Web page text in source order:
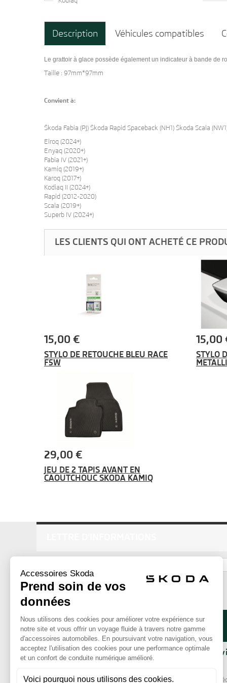
Description Véhicules compatibles
Le grattoir à glace possède également un indicateur à bande de
Taille : 97mm*97mm
Convient à:
Škoda Fabia (PJ) Škoda Rapid Spaceback (NH1) Škoda Scala
Elroq (2024+)
Enyaq (2020+)
Fabia IV (2021+)
Kamiq (2019+)
Karoq (2017+)
Kodiaq II (2024+)
Rapid (2012-2020)
Scala (2019+)
Superb IV (2024+)
LES CLIENTS QUI ONT ACHETÉ CE
15,00 €
STYLO DE RETOUCHE BLEU RACE
F5W
15,00
STYLO
29,00 €
JEU DE 2 TAPIS AVANT EN
CAOUTCHOUC SKODA KAMIQ
ok
La Boutique
Comment commander ?
Nos
Paiement